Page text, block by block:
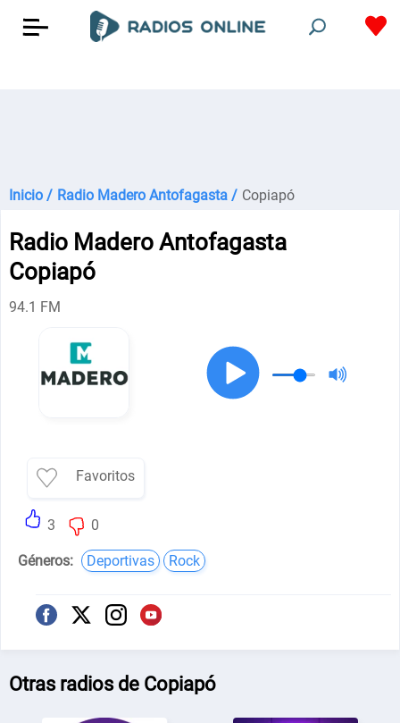
Inicio / Radio Madero Antofagasta / Copiapó
Radio Madero Antofagasta
Copiapó
94.1 FM
Favoritos
3 0
Géneros: Deportivas Rock
Otras radios de Copiapó